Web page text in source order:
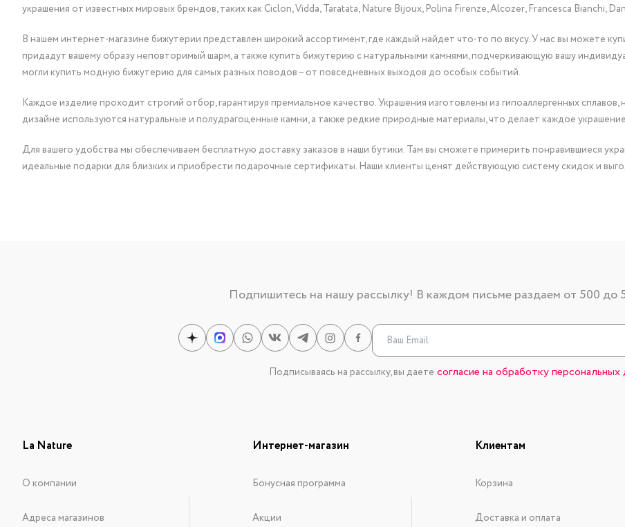
украшения от известных мировых брендов, таких как Ciclon, Vidda, Taratata, Nature Bijoux, Polina Firenze, Alcozer, Francesca Bianchi,
В нашем интернет-магазине бижутерии представлен широкий ассортимент, где каждый найдет что-то по вкусу. У нас вы можете
придадут вашему образу неповторимый шарм, а также купить бижутерию с натуральными камнями, подчеркивающую вашу
могли купить модную бижутерию для самых разных поводов – от повседневных выходов до особых событий.
Каждое изделие проходит строгий отбор, гарантируя премиальное качество. Украшения изготовлены из гипоаллергенных
дизайне используются натуральные и полудрагоценные камни, а также редкие природные материалы, что делает каждое
Для вашего удобства мы обеспечиваем бесплатную доставку заказов в наши бутики. Там вы сможете примерить понравившиеся
идеальные подарки для близких и приобрести подарочные сертификаты. Наши клиенты ценят действующую систему скидок и
Подпишитесь на нашу рассылку! В каждом письме раздаем от 500 до
Подписываясь на рассылку, вы даете согласие на обработку персональных
La Nature
О компании
Адреса магазинов
Интернет-магазин
Бонусная программа
Акции
Клиентам
Корзина
Доставка и оплата